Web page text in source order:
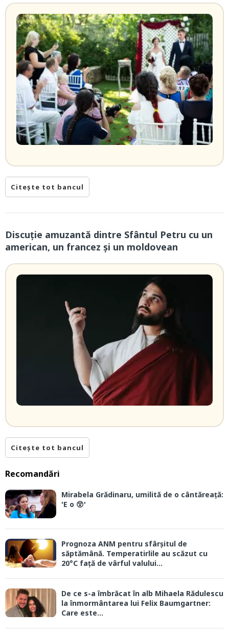
Citește tot bancul
Discuție amuzantă dintre Sfântul Petru cu un
american, un francez și un moldovean
Citește tot bancul
Recomandări
Mirabela Grădinaru, umilită de o cântăreață:
'E o 😲'
Prognoza ANM pentru sfârșitul de
săptămână. Temperatirlile au scăzut cu
20°C față de vârful valului...
De ce s-a îmbrăcat în alb Mihaela Rădulescu
la înmormântarea lui Felix Baumgartner:
Care este...